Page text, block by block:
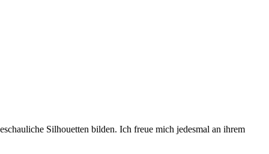
Silhouetten bilden. Ich freue mich jedesmal an ihrem